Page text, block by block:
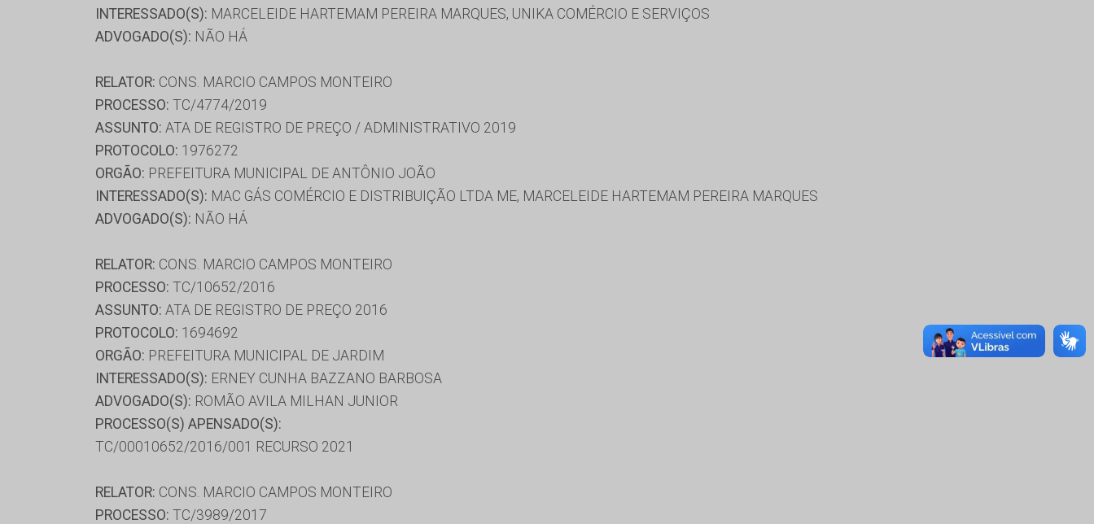
INTERESSADO(S): MARCELEIDE HARTEMAM PEREIRA MARQUES, UNIKA COMÉRCIO E SERVIÇOS
ADVOGADO(S): NÃO HÁ
RELATOR: CONS. MARCIO CAMPOS MONTEIRO
PROCESSO: TC/4774/2019
ASSUNTO: ATA DE REGISTRO DE PREÇO / ADMINISTRATIVO 2019
PROTOCOLO: 1976272
ORGÃO: PREFEITURA MUNICIPAL DE ANTÔNIO JOÃO
INTERESSADO(S): MAC GÁS COMÉRCIO E DISTRIBUIÇÃO LTDA ME, MARCELEIDE HARTEMAM PEREIRA MARQUES
ADVOGADO(S): NÃO HÁ
RELATOR: CONS. MARCIO CAMPOS MONTEIRO
PROCESSO: TC/10652/2016
ASSUNTO: ATA DE REGISTRO DE PREÇO 2016
PROTOCOLO: 1694692
ORGÃO: PREFEITURA MUNICIPAL DE JARDIM
INTERESSADO(S): ERNEY CUNHA BAZZANO BARBOSA
ADVOGADO(S): ROMÃO AVILA MILHAN JUNIOR
PROCESSO(S) APENSADO(S):
TC/00010652/2016/001 RECURSO 2021
RELATOR: CONS. MARCIO CAMPOS MONTEIRO
PROCESSO: TC/3989/2017